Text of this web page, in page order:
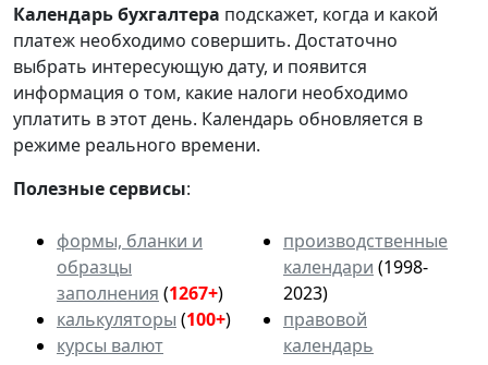
Календарьбухгалтера подскажет, когда и какой
платеж необходимо совершить. Достаточно
выбрать интересующую дату, и появится
информация о том, какие налоги необходимо
уплатить в этот день. Календарь обновляется в
режиме реального времени.
Полезные сервисы:
формы, бланки и
образцы
заполнения (1267+)
калькуляторы (100+)
курсы валют
производственные
календари (1998-
2023)
правовой
календарь